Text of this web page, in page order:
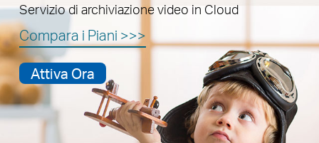
Servizio di archiviazione video in Cloud
Compara i Piani >>>
Attiva Ora